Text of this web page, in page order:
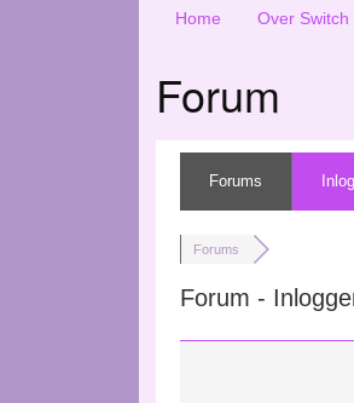
Home Over Switch
Forum
Forums
Forums
Forum -